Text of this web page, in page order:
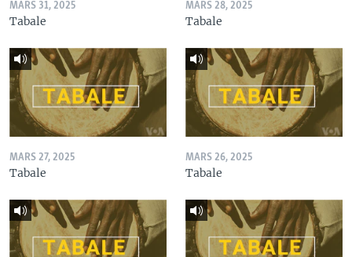
MARS 31, 2025
Tabale
MARS 28, 2025
Tabale
MARS 27, 2025
Tabale
MARS 26, 2025
Tabale